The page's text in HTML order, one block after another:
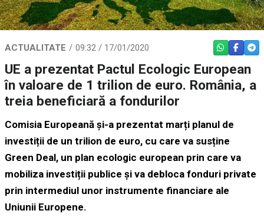
ACTUALITATE 09:32 / 17/01/2020 WHATSAPP
UE a prezentat Pactul Ecologic European
în valoare de 1 trilion de euro. România, a
treia beneficiară a fondurilor
Comisia Europeană și-a prezentat marți planul de
investiții de un trilion de euro, cu care va susține
Green Deal, un plan ecologic european prin care va
mobiliza investiții publice și va debloca fonduri private
prin intermediul unor instrumente financiare ale
Uniunii Europene.